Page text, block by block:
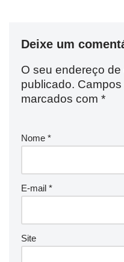
Deixe um
O seu endereço
publicado.
marcados com *
Nome *
E-mail *
Site